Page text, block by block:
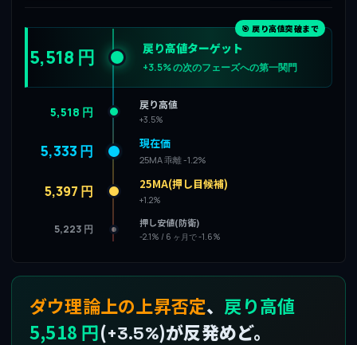
🎯 戻り高値突破まで
5,518 円 戻り高値ターゲット
+3.5% の次のフェーズへの第一関門
5,518 円 戻り高値
+3.5%
5,333 円 現在価
25MA 乖離 -1.2%
5,397 円 25MA(押し目候補)
+1.2%
5,223 円 押し安値(防衛)
-2.1% / 6 ヶ月で -1.6%
ダウ理論上の上昇否定、 戻り高値
5,518 円(+3.5%)が反発めど。